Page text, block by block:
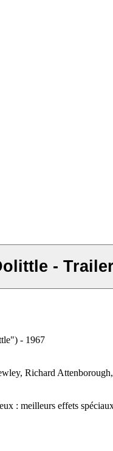
- Trailer
- 1967
Richard
: meilleurs effets